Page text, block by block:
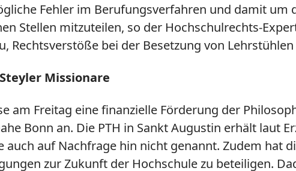
Fehler im Berufungsverfahren und damit um
Stellen mitzuteilen, so der Hochschulrechts-
Rechtsverstöße bei der Besetzung von
Missionare
am Freitag eine finanzielle Förderung der
Bonn an. Die PTH in Sankt Augustin erhält laut
auch auf Nachfrage hin nicht genannt. Zudem hat
zur Zukunft der Hochschule zu beteiligen.